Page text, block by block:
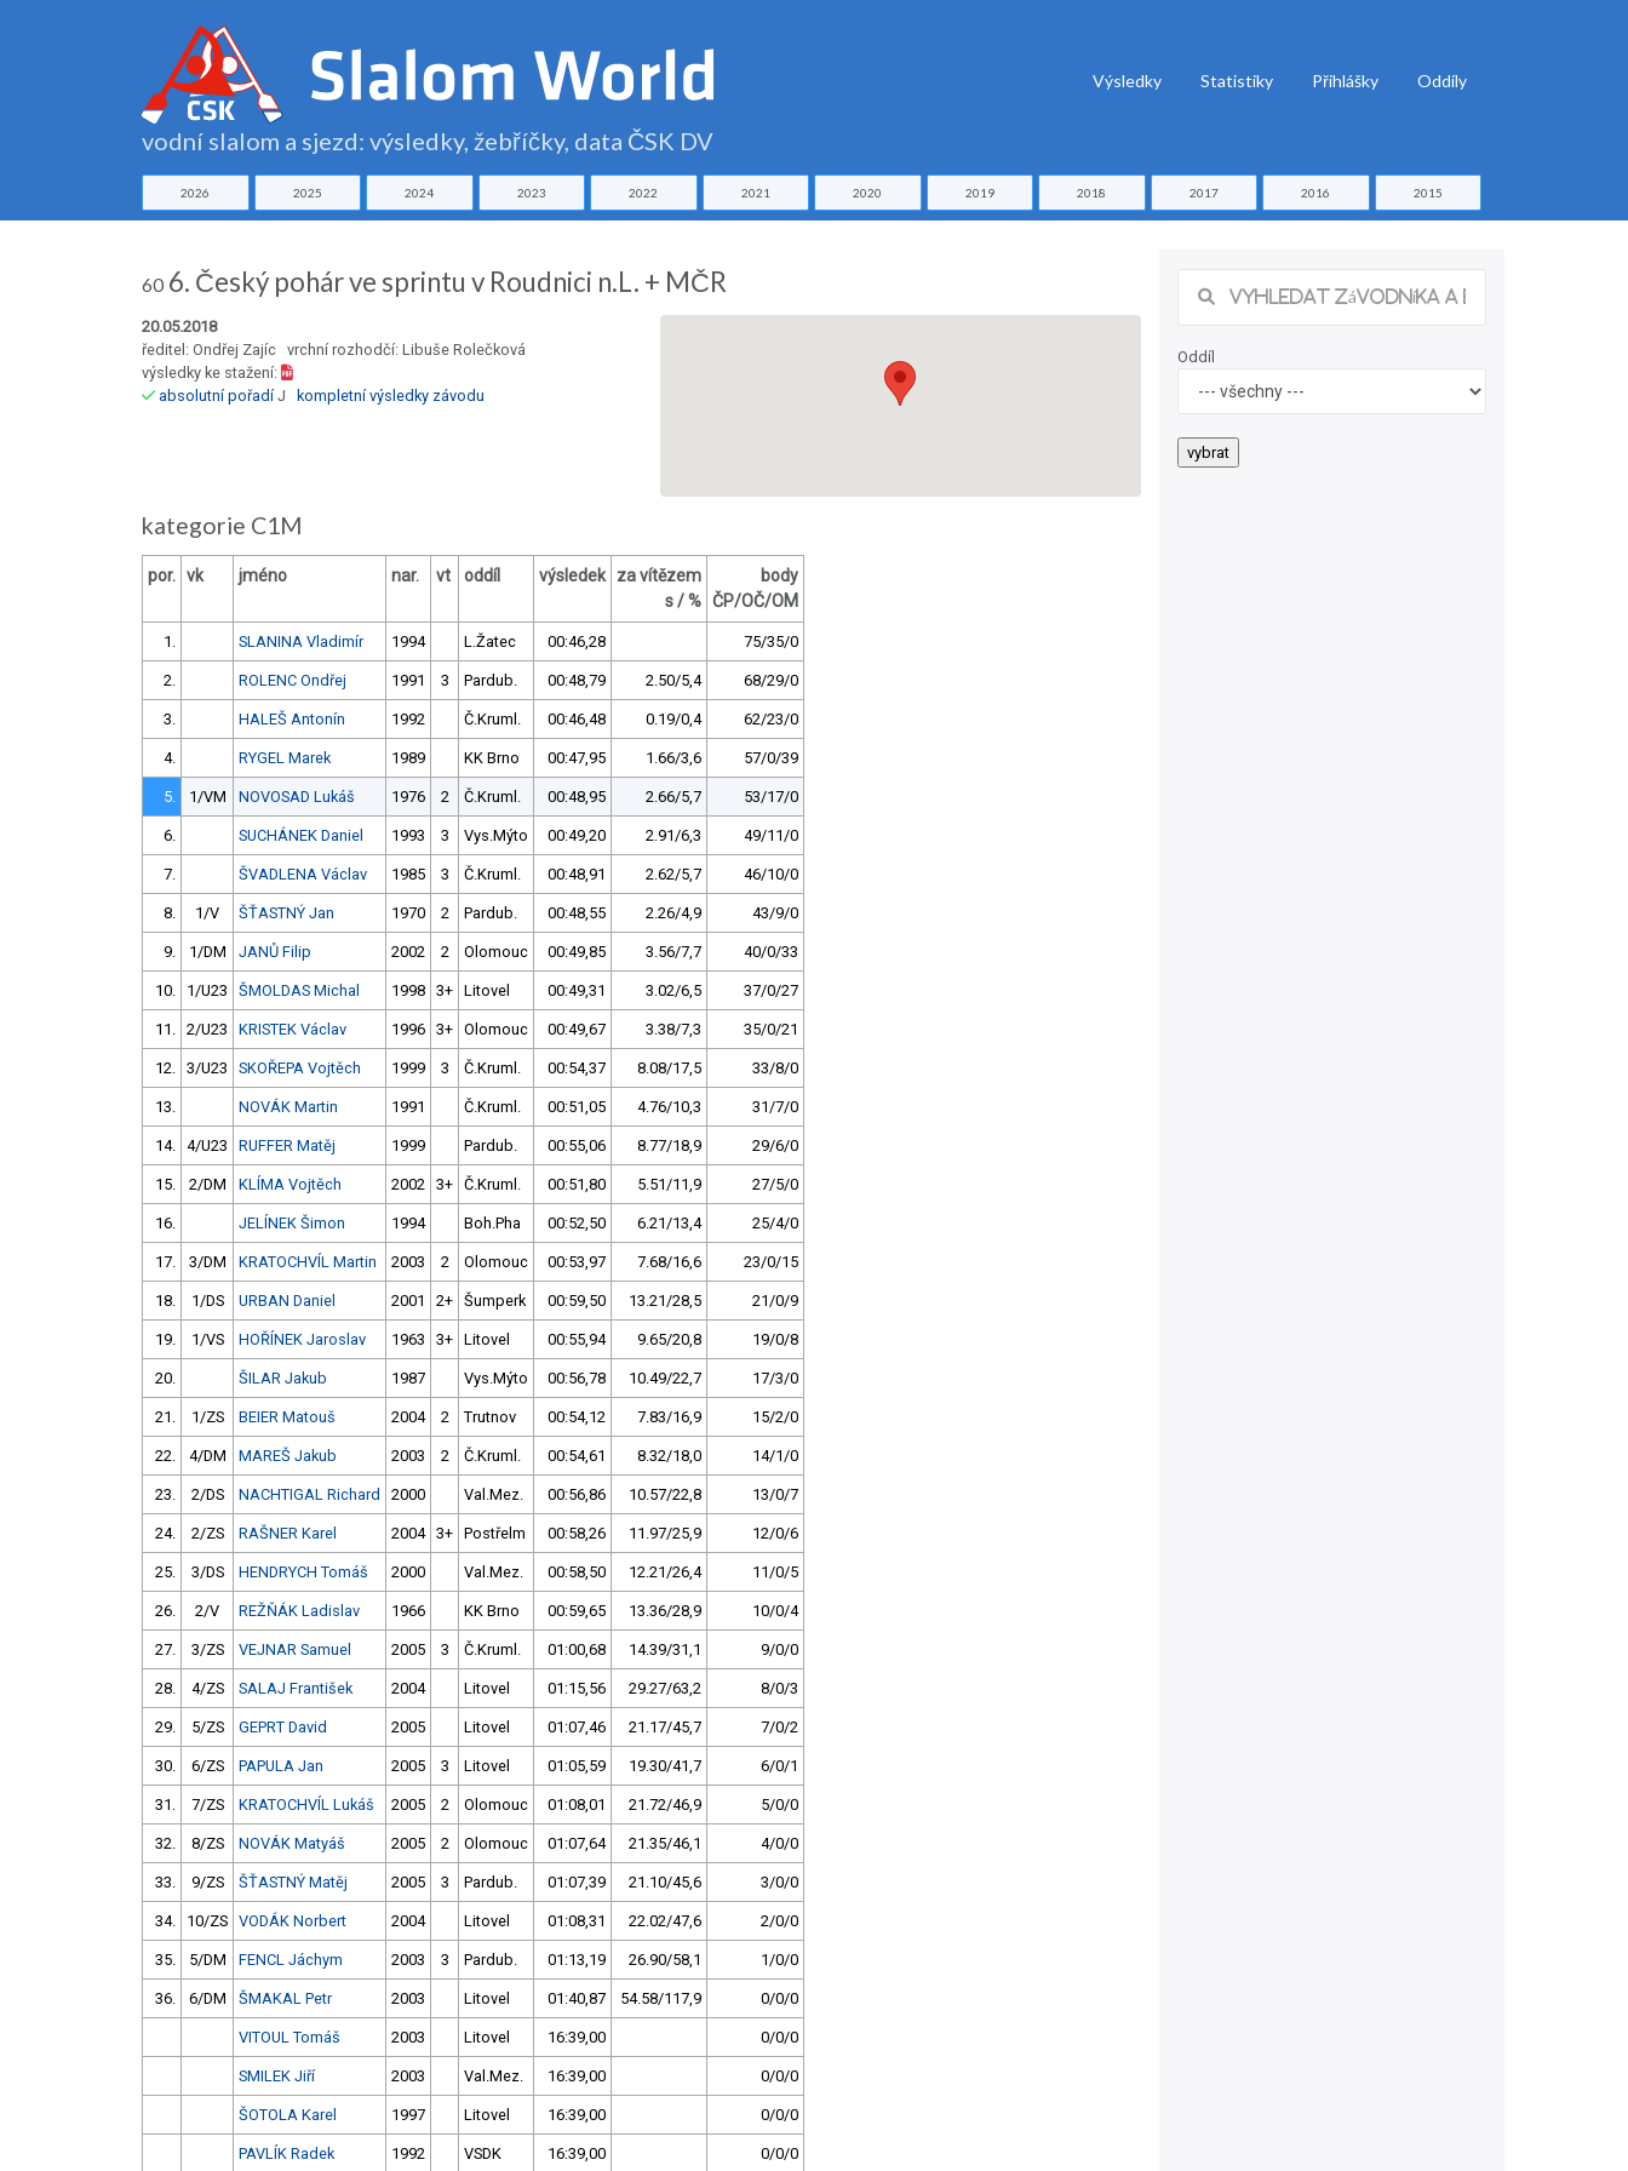
vodní slalom a sjezd: výsledky, žebříčky, data ČSK DV
Výsledky Statistiky Přihlášky Oddíly
2026 2025 2024 2023 2022 2021 2020 2019 2018 2017 2016 2015
60 6. Český pohár ve sprintu v Roudnici n.L. + MČR
20.05.2018
ředitel: Ondřej Zajíc vrchní rozhodčí: Libuše Rolečková
výsledky ke stažení:
absolutní pořadíJ kompletní výsledky závodu
kategorie C1M
por. vk jméno nar. vt oddíl výsledek
za vítězem
s / %
body
ČP/OČ/OM
1. SLANINA Vladimír 1994 L.Žatec 00:46,28 75/35/0
2. ROLENC Ondřej 1991 3 Pardub. 00:48,79 2.50/5,4 68/29/0
3. HALEŠ Antonín 1992 Č.Kruml. 00:46,48 0.19/0,4 62/23/0
4. RYGEL Marek 1989 KK Brno 00:47,95 1.66/3,6 57/0/39
5. 1/VM NOVOSAD Lukáš 1976 2 Č.Kruml. 00:48,95 2.66/5,7 53/17/0
6. SUCHÁNEK Daniel 1993 3 Vys.Mýto 00:49,20 2.91/6,3 49/11/0
7. ŠVADLENA Václav 1985 3 Č.Kruml. 00:48,91 2.62/5,7 46/10/0
8. 1/V ŠŤASTNÝ Jan 1970 2 Pardub. 00:48,55 2.26/4,9 43/9/0
9. 1/DM JANŮ Filip 2002 2 Olomouc 00:49,85 3.56/7,7 40/0/33
10. 1/U23 ŠMOLDAS Michal 1998 3+ Litovel 00:49,31 3.02/6,5 37/0/27
11. 2/U23 KRISTEK Václav 1996 3+ Olomouc 00:49,67 3.38/7,3 35/0/21
12. 3/U23 SKOŘEPA Vojtěch 1999 3 Č.Kruml. 00:54,37 8.08/17,5 33/8/0
13. NOVÁK Martin 1991 Č.Kruml. 00:51,05 4.76/10,3 31/7/0
14. 4/U23 RUFFER Matěj 1999 Pardub. 00:55,06 8.77/18,9 29/6/0
15. 2/DM KLÍMA Vojtěch 2002 3+ Č.Kruml. 00:51,80 5.51/11,9 27/5/0
16. JELÍNEK Šimon 1994 Boh.Pha 00:52,50 6.21/13,4 25/4/0
17. 3/DM KRATOCHVÍL Martin 2003 2 Olomouc 00:53,97 7.68/16,6 23/0/15
18. 1/DS URBAN Daniel 2001 2+ Šumperk 00:59,50 13.21/28,5 21/0/9
19. 1/VS HOŘÍNEK Jaroslav 1963 3+ Litovel 00:55,94 9.65/20,8 19/0/8
20. ŠILAR Jakub 1987 Vys.Mýto 00:56,78 10.49/22,7 17/3/0
21. 1/ZS BEIER Matouš 2004 2 Trutnov 00:54,12 7.83/16,9 15/2/0
22. 4/DM MAREŠ Jakub 2003 2 Č.Kruml. 00:54,61 8.32/18,0 14/1/0
23. 2/DS NACHTIGAL Richard 2000 Val.Mez. 00:56,86 10.57/22,8 13/0/7
24. 2/ZS RAŠNER Karel 2004 3+ Postřelm 00:58,26 11.97/25,9 12/0/6
25. 3/DS HENDRYCH Tomáš 2000 Val.Mez. 00:58,50 12.21/26,4 11/0/5
26. 2/V REŽŇÁK Ladislav 1966 KK Brno 00:59,65 13.36/28,9 10/0/4
27. 3/ZS VEJNAR Samuel 2005 3 Č.Kruml. 01:00,68 14.39/31,1 9/0/0
28. 4/ZS SALAJ František 2004 Litovel 01:15,56 29.27/63,2 8/0/3
29. 5/ZS GEPRT David 2005 Litovel 01:07,46 21.17/45,7 7/0/2
30. 6/ZS PAPULA Jan 2005 3 Litovel 01:05,59 19.30/41,7 6/0/1
31. 7/ZS KRATOCHVÍL Lukáš 2005 2 Olomouc 01:08,01 21.72/46,9 5/0/0
32. 8/ZS NOVÁK Matyáš 2005 2 Olomouc 01:07,64 21.35/46,1 4/0/0
33. 9/ZS ŠŤASTNÝ Matěj 2005 3 Pardub. 01:07,39 21.10/45,6 3/0/0
34. 10/ZS VODÁK Norbert 2004 Litovel 01:08,31 22.02/47,6 2/0/0
35. 5/DM FENCL Jáchym 2003 3 Pardub. 01:13,19 26.90/58,1 1/0/0
36. 6/DM ŠMAKAL Petr 2003 Litovel 01:40,87 54.58/117,9 0/0/0
VITOUL Tomáš 2003 Litovel 16:39,00 0/0/0
SMILEK Jiří 2003 Val.Mez. 16:39,00 0/0/0
ŠOTOLA Karel 1997 Litovel 16:39,00 0/0/0
PAVLÍK Radek 1992 VSDK 16:39,00 0/0/0
Oddíl